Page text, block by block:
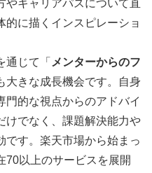
やキャリアパスについて直
的に描くインスピレーショ
通じて「 メンターからのフ
大きな成長機会です。自身
門的な視点からのアドバイ
けでなく、課題解決能力や
です。楽天市場から始まっ
70以上のサービスを展開